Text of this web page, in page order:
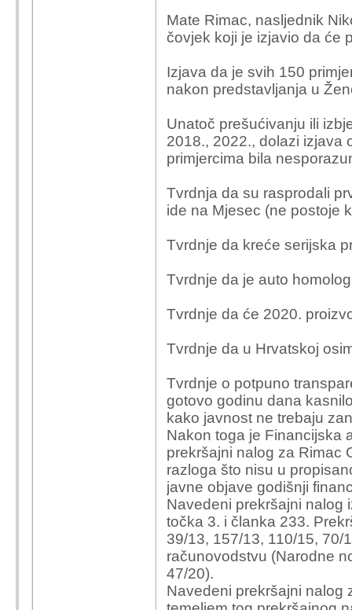
Mate Rimac, nasljednik
čovjek koji je izjavio da će
Izjava da je svih 150
nakon predstavljanja u
Unatoč prešućivanju ili
2018., 2022., dolazi izjava
primjercima bila
Tvrdnja da su rasprodali
ide na Mjesec (ne postoje
Tvrdnje da kreće serijska
Tvrdnje da je auto
Tvrdnje da će 2020.
Tvrdnje da u Hrvatskoj
Tvrdnje o potpuno
gotovo godinu dana
kako javnost ne trebaju
Nakon toga je Financijska
prekršajni nalog za Rimac
razloga što nisu u
javne objave godišnji
Navedeni prekršajni nalog
točka 3. i članka 233.
39/13, 157/13, 110/15, 70/
računovodstvu (Narodne
47/20).
Navedeni prekršajni nalog